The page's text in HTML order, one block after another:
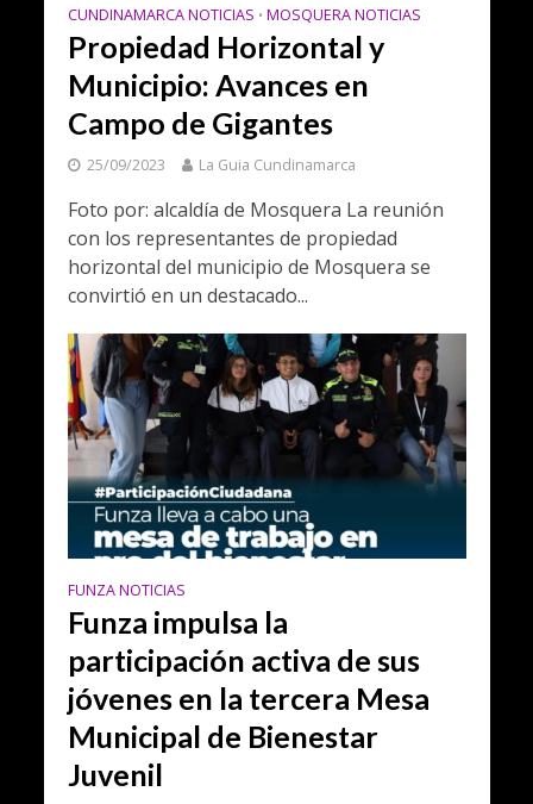
CUNDINAMARCA NOTICIAS • MOSQUERA NOTICIAS
Propiedad Horizontal y
Municipio: Avances en
Campo de Gigantes
25/09/2023 La Guia Cundinamarca
Foto por: alcaldía de Mosquera La reunión
con los representantes de propiedad
horizontal del municipio de Mosquera se
convirtió en un destacado...
FUNZA NOTICIAS
Funza impulsa la
participación activa de sus
jóvenes en la tercera Mesa
Municipal de Bienestar
Juvenil